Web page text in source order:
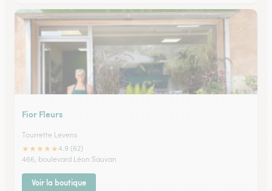
Fior Fleurs
Tourrette Levens
★★★★★4.9 (62)
466, boulevard Léon Sauvan
Voir la boutique